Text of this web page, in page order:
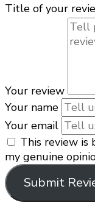
Title of your
Your review
Your name
Your email
This review is
my genuine
Submit